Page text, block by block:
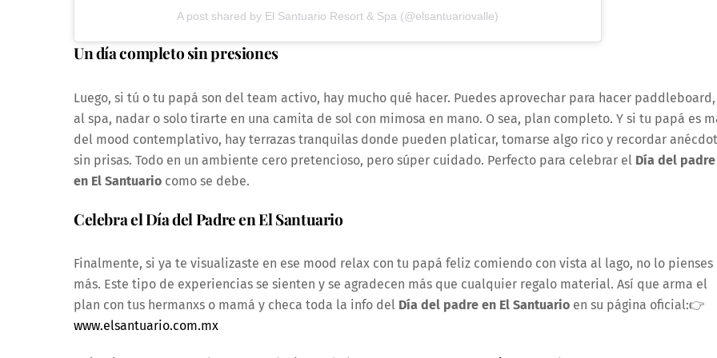
A post shared by El Santuario Resort & Spa (@elsantuariovalle)
Un día completo sin presiones
Luego, si tú o tu papá son del team activo, hay mucho qué hacer. Puedes aprovechar para hacer
al spa, nadar o solo tirarte en una camita de sol con mimosa en mano. O sea, plan completo. Y si tu papá es
del mood contemplativo, hay terrazas tranquilas donde pueden platicar, tomarse algo rico y recordar
sin prisas. Todo en un ambiente cero pretencioso, pero súper cuidado. Perfecto para celebrar el Día del padre
en El Santuario como se debe.
Celebra el Día del Padre en El Santuario
Finalmente, si ya te visualizaste en ese mood relax con tu papá feliz comiendo con vista al lago, no lo pienses
más. Este tipo de experiencias se sienten y se agradecen más que cualquier regalo material. Así que arma el
plan con tus hermanxs o mamá y checa toda la info del Día del padre en El Santuario en su página oficial:👉
www.elsantuario.com.mx